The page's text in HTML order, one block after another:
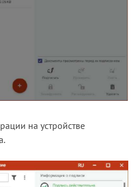
на устройстве